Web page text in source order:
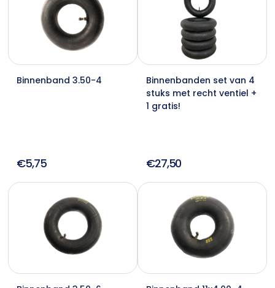
Binnenband 3.50-4
€5,75
Binnenbanden set van 4
stuks met recht ventiel +
1 gratis!
€27,50